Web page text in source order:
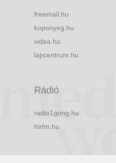
freemail.hu
koponyeg.hu
videa.hu
lapcentrum.hu
Rádió
radio1gong.hu
hirfm.hu